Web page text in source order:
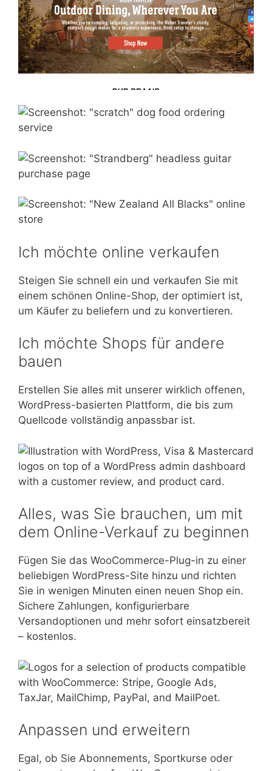
Ich möchte online verkaufen
Steigen Sie schnell ein und verkaufen Sie mit
einem schönen Online-Shop, der optimiert ist,
um Käufer zu beliefern und zu konvertieren.
Ich möchte Shops für andere
bauen
Erstellen Sie alles mit unserer wirklich offenen,
WordPress-basierten Plattform, die bis zum
Quellcode vollständig anpassbar ist.
Alles, was Sie brauchen, um mit
dem Online-Verkauf zu beginnen
Fügen Sie das WooCommerce-Plug-in zu einer
beliebigen WordPress-Site hinzu und richten
Sie in wenigen Minuten einen neuen Shop ein.
Sichere Zahlungen, konfigurierbare
Versandoptionen und mehr sofort einsatzbereit
– kostenlos.
Anpassen und erweitern
Egal, ob Sie Abonnements, Sportkurse oder